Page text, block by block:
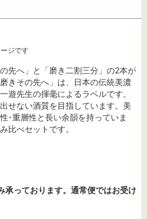
ジです
先へ」と「磨き二割三分」の2本が
きその先へ」は、日本の伝統美濃
遊先生の揮毫によるラベルです。
せない酒質を目指しています。美
･重層性と長い余韻を持っていま
比べセットです。
承っております。通常便ではお受け